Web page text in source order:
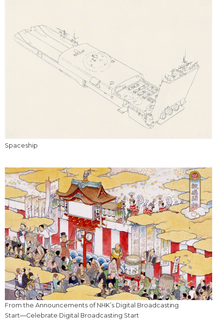
Spaceship
From the Announcements of NHK’s Digital Broadcasting
Start―Celebrate Digital Broadcasting Start